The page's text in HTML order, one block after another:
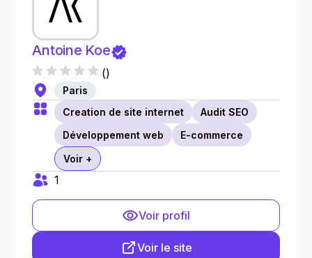
Antoine Koe
()
Paris
Creation de site internet
Audit SEO
Développement web
E-commerce
Voir +
1
Voir profil
Voir le site